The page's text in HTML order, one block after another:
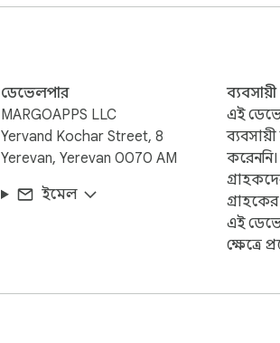
ডেভেলপার
MARGOAPPS LLC
Yervand Kochar Street, 8
Yerevan, Yerevan 0070 AM
ইমেল
এই
এই
ক্ষেত্রে